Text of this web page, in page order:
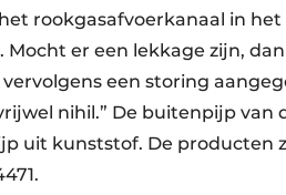
rookgasafvoerkanaal in
er een lekkage zijn,
een storing
nihil.” De buitenpijp van
uit kunststof. De producten